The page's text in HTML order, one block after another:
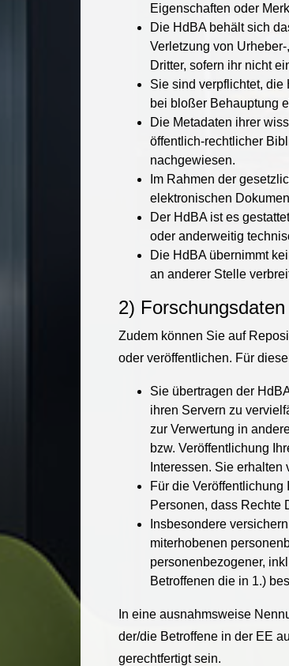
Eigenschaften oder
Die HdBA behält sich
Verletzung von
Dritter, sofern ihr nicht
Sie sind verpflichtet,
bei bloßer Behauptung
Die Metadaten ihrer
öffentlich-rechtlicher
nachgewiesen.
Im Rahmen der
elektronischen
Der HdBA ist es
oder anderweitig
Die HdBA übernimmt
an anderer Stelle
2) Forschungsdaten
Zudem können Sie auf
oder veröffentlichen. Für
Sie übertragen der
ihren Servern zu
zur Verwertung in
bzw. Veröffentlichung
Interessen. Sie
Für die
Personen, dass Rechte
Insbesondere
miterhobenen
personenbezogener,
Betroffenen die in 1.)
In eine ausnahmsweise
der/die Betroffene in der EE
gerechtfertigt sein.